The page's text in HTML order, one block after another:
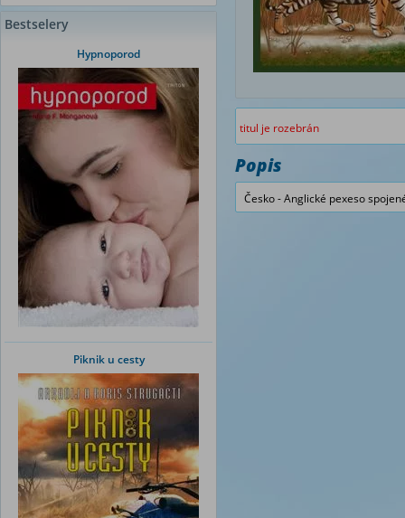
Bestselery
Hypnoporod
Piknik u cesty
titul je rozebrán
Popis
Česko - Anglické pexeso